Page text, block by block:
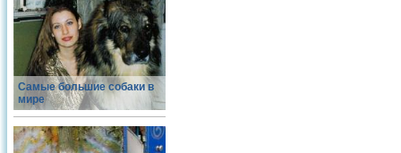
Самые большие собаки в
мире